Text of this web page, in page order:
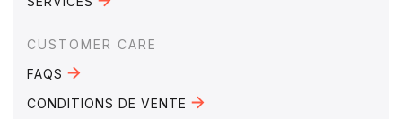
CUSTOMER CARE
FAQS
CONDITIONS DE VENTE